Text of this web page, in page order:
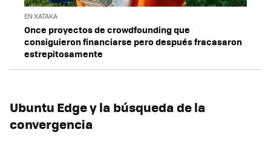
EN XATAKA
Once proyectos de crowdfounding que
consiguieron financiarse pero después fracasaron
estrepitosamente
Ubuntu Edge y la búsqueda de la
convergencia